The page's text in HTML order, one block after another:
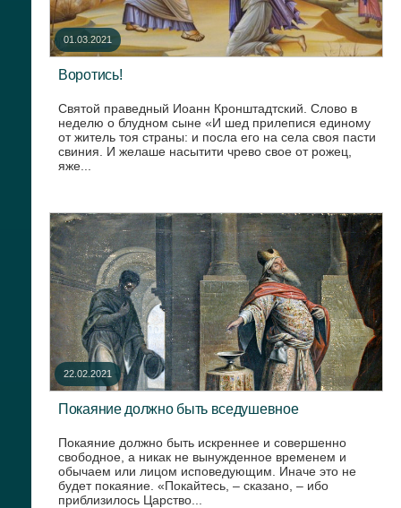
01.03.2021
Воротись!
Святой праведный Иоанн Кронштадтский. Слово в
неделю о блудном сыне «И шед прилепися единому
от житель тоя страны: и посла его на села своя пасти
свиния. И желаше насытити чрево свое от рожец,
яже...
22.02.2021
Покаяние должно быть вседушевное
Покаяние должно быть искреннее и совершенно
свободное, а никак не вынужденное временем и
обычаем или лицом исповедующим. Иначе это не
будет покаяние. «Покайтесь, – сказано, – ибо
приблизилось Царство...